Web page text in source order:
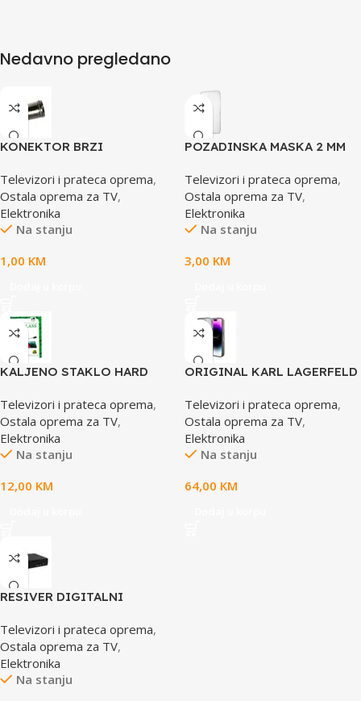
Nedavno pregledano
KONEKTOR BRZI
Televizori i prateca oprema,
Ostala oprema za TV,
Elektronika
Na stanju
1,00 KM
POZADINSKA MASKA 2 MM
PRO PROZIRNA
Televizori i prateca oprema,
Ostala oprema za TV,
Elektronika
Na stanju
3,00 KM
KALJENO STAKLO HARD
CALI 2018/2020/2021 BLACK
Televizori i prateca oprema,
Ostala oprema za TV,
Elektronika
Na stanju
12,00 KM
ORIGINAL KARL LAGERFELD
CHOUPETTE
KLHCP15LLKCNSK ZA
IPHONE 15 PRO
TRANSPARENT
Televizori i prateca oprema,
Ostala oprema za TV,
Elektronika
Na stanju
64,00 KM
RESIVER DIGITALNI
Televizori i prateca oprema,
Ostala oprema za TV,
Elektronika
Na stanju